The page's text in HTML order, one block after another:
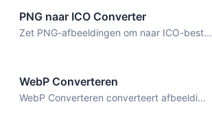
PNG naar ICO Converter
Zet PNG-afbeeldingen om naar ICO-best...
WebP Converteren
WebP Converteren converteert afbeeldi...